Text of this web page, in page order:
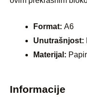
Format: A6
Unutrašnjost:
Materijal: Papir
Informacije